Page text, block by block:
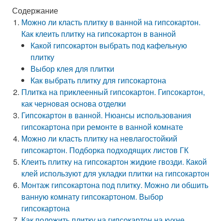
Содержание
Можно ли класть плитку в ванной на гипсокартон.
Как клеить плитку на гипсокартон в ванной
Какой гипсокартон выбрать под кафельную
плитку
Выбор клея для плитки
Как выбрать плитку для гипсокартона
Плитка на приклеенный гипсокартон. Гипсокартон,
как черновая основа отделки
Гипсокартон в ванной. Нюансы использования
гипсокартона при ремонте в ванной комнате
Можно ли класть плитку на невлагостойкий
гипсокартон. Подборка подходящих листов ГК
Клеить плитку на гипсокартон жидкие гвозди. Какой
клей используют для укладки плитки на гипсокартон
Монтаж гипсокартона под плитку. Можно ли обшить
ванную комнату гипсокартоном. Выбор
гипсокартона